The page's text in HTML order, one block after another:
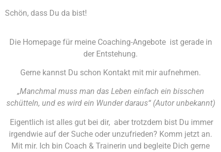
Schön, dass Du da bist!
Die Homepage für meine Coaching-Angebote ist gerade in
der Entstehung.
Gerne kannst Du schon Kontakt mit mir aufnehmen.
„Manchmal muss man das Leben einfach ein bisschen
schütteln, und es wird ein Wunder daraus“ (Autor unbekannt)
Eigentlich ist alles gut bei dir, aber trotzdem bist Du immer
irgendwie auf der Suche oder unzufrieden? Komm jetzt an.
Mit mir. Ich bin Coach & Trainerin und begleite Dich gerne